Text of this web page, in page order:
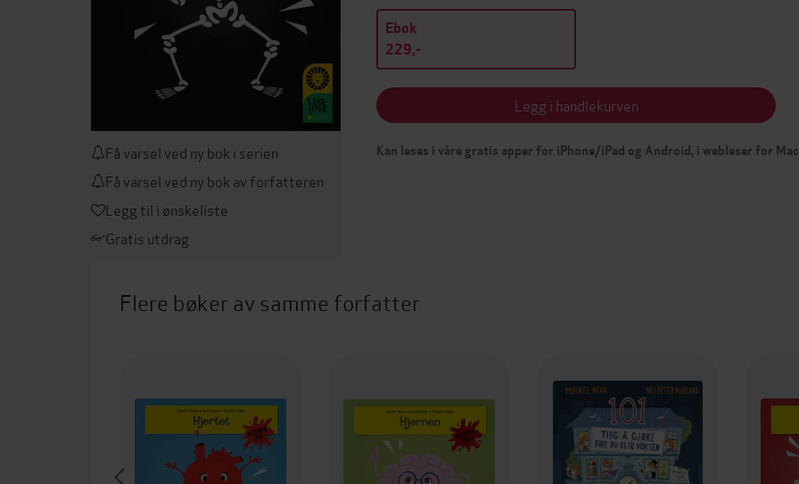
Få varsel ved ny bok i serien
Få varsel ved ny bok av forfatteren
Legg til i ønskeliste
Gratis utdrag
Ebok
229,-
Legg i handlekurven
Kan leses i våre gratis apper for iPhone/iPad og Android, i webleser for
Flere bøker av samme forfatter